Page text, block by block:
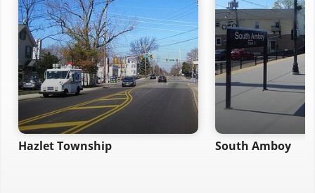
Hazlet Township South Amboy